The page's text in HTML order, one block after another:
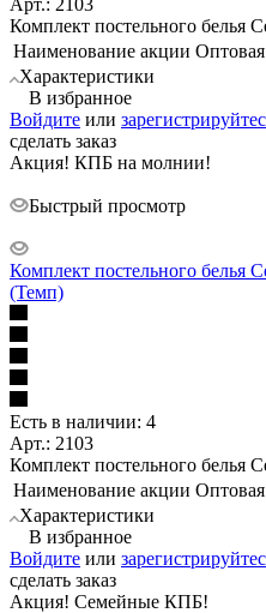
Комплект постельного белья
Наименование акции Оптовая
Характеристики
В избранное
Войдите или
сделать заказ
Акция! КПБ на молнии!
Быстрый просмотр
Комплект постельного белья
(Темп)
Есть в наличии: 4
Арт.: 2103
Комплект постельного белья
Наименование акции Оптовая
Характеристики
В избранное
Войдите или
сделать заказ
Акция! Семейные КПБ!